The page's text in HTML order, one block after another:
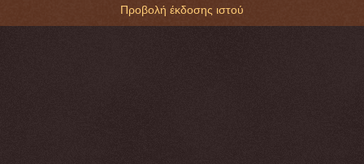
Προβολή έκδοσης ιστού